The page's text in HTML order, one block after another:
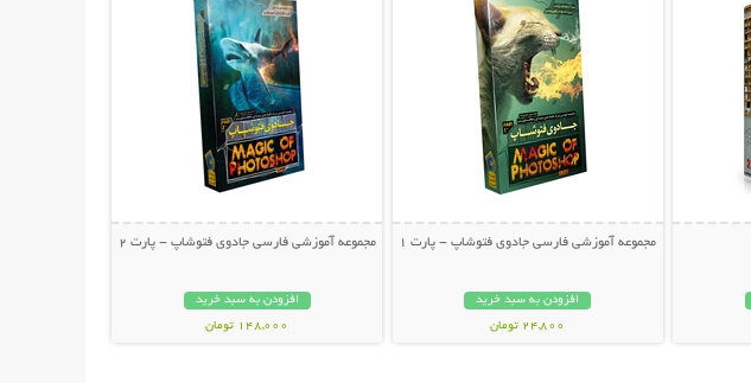
مجموعه آموزشی فارسی جادوی فتوشاپ - پارت 1
افزودن به سبد خرید
24,800 تومان
مجموعه آموزشی فارسی جادوی فتوشاپ - پارت 2
افزودن به سبد خرید
148,000 تومان